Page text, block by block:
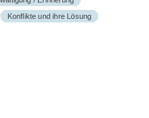
Konflikte und ihre Lösung